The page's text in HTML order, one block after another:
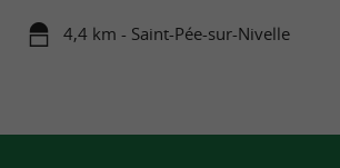
4,4 km - Saint-Pée-sur-Nivelle